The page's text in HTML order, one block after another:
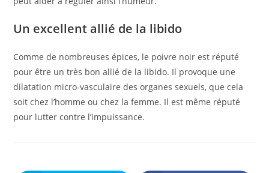
Un excellent allié de la libido
Comme de nombreuses épices, le poivre noir est réputé
pour être un très bon allié de la libido. Il provoque une
dilatation micro-vasculaire des organes sexuels, que cela
soit chez l’homme ou chez la femme. Il est même réputé
pour lutter contre l’impuissance.